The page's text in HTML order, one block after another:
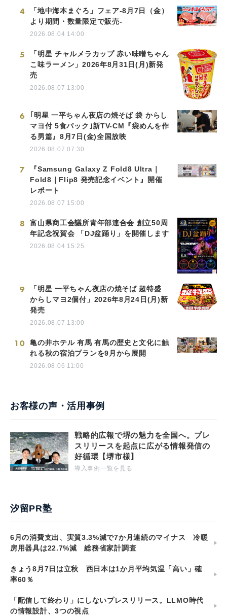
4
「地中海本まぐろ」フェア-8月7日（金）
より期間・数量限定で販売-
2026.08.04 14:00
5
「明星 チャルメラカップ 赤い味噌ちゃん
こ味ラーメン」2026年8月31日(月)新発
売
2026.08.07 13:00
6
｢明星 一平ちゃん夜店の焼そば 袋 からし
マヨ付 5食パック｣新TV-CM『袋めんを作
る男篇』8月7日(金)全国放映
2026.08.07 07:30
7
『Samsung Galaxy Z Fold8 Ultra｜
Fold8｜Flip8 発売記念イベント』開催
レポート
2026.08.07 15:00
8
富山県商工会議所青年部連合会 創立50周
年記念祝賀会 「DJ盆踊り」を開催します
2026.08.04 15:25
9
「明星 一平ちゃん夜店の焼そば 超特盛
からしマヨ2個付」2026年8月24日(月)新
発売
2026.08.07 13:00
10
亀の井ホテル 有馬 有馬の歴史と文化に触
れる秋の宿泊プランを9月から展開
2026.08.06 11:00
お客様の声・活用事例
戦略的広報で堺の魅力を全国へ。プレ
スリリースを起点に広がる情報発信の
好循環【堺市様】
導入事例一覧を見る
汐留PR塾
6月の消費支出、実質3.3%減で7か月連続のマイナス 冷暖
房用器具は22.7%減 総務省家計調査
きょう8月7日は立秋 西日本は1か月平均気温「高い」確
率60％
「配信して終わり」にしないプレスリリース。LLMO時代
の情報設計、3つの視点